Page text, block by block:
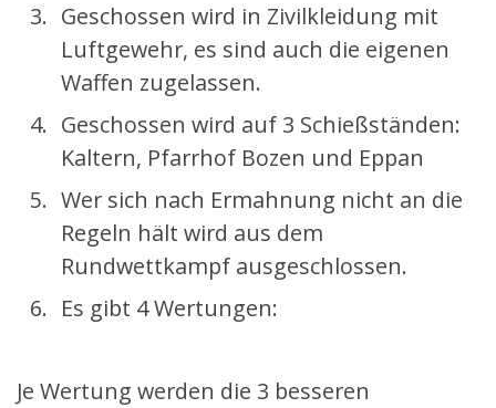
Geschossen wird in Zivilkleidung mit
Luftgewehr, es sind auch die eigenen
Waffen zugelassen.
Geschossen wird auf 3 Schießständen:
Kaltern, Pfarrhof Bozen und Eppan
Wer sich nach Ermahnung nicht an die
Regeln hält wird aus dem
Rundwettkampf ausgeschlossen.
Es gibt 4 Wertungen:
Je Wertung werden die 3 besseren